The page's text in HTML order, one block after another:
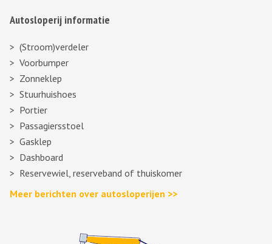
Autosloperij informatie
(Stroom)verdeler
Voorbumper
Zonneklep
Stuurhuishoes
Portier
Passagiersstoel
Gasklep
Dashboard
Reservewiel, reserveband of thuiskomer
Meer berichten over autosloperijen >>